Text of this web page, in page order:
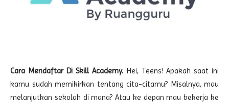
Cara Mendaftar Di Skill Academy. Hei, Teens! Apakah saat ini
kamu sudah memikirkan tentang cita-citamu? Misalnya, mau
melanjutkan sekolah di mana? Atau ke depan mau bekerja ke